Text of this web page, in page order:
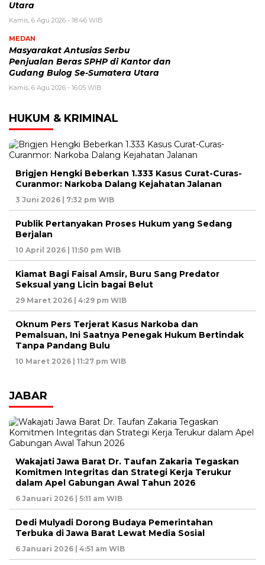
Utara
Kamis, 6 Agu 2026 - 18:46 WIB
MEDAN
Masyarakat Antusias Serbu
Penjualan Beras SPHP di Kantor dan
Gudang Bulog Se-Sumatera Utara
Kamis, 6 Agu 2026 - 16:05 WIB
HUKUM & KRIMINAL
Brigjen Hengki Beberkan 1.333 Kasus Curat-Curas-
Curanmor: Narkoba Dalang Kejahatan Jalanan
3 Juni 2026 | 7:32 pm WIB
Publik Pertanyakan Proses Hukum yang Sedang
Berjalan
10 April 2026 | 11:50 pm WIB
Kiamat Bagi Faisal Amsir, Buru Sang Predator
Seksual yang Licin bagai Belut
29 Maret 2026 | 4:29 pm WIB
Oknum Pers Terjerat Kasus Narkoba dan
Pemalsuan, Ini Saatnya Penegak Hukum Bertindak
Tanpa Pandang Bulu
10 Maret 2026 | 11:27 pm WIB
JABAR
Wakajati Jawa Barat Dr. Taufan Zakaria Tegaskan
Komitmen Integritas dan Strategi Kerja Terukur
dalam Apel Gabungan Awal Tahun 2026
6 Januari 2026 | 5:11 am WIB
Dedi Mulyadi Dorong Budaya Pemerintahan
Terbuka di Jawa Barat Lewat Media Sosial
6 Januari 2026 | 4:51 am WIB